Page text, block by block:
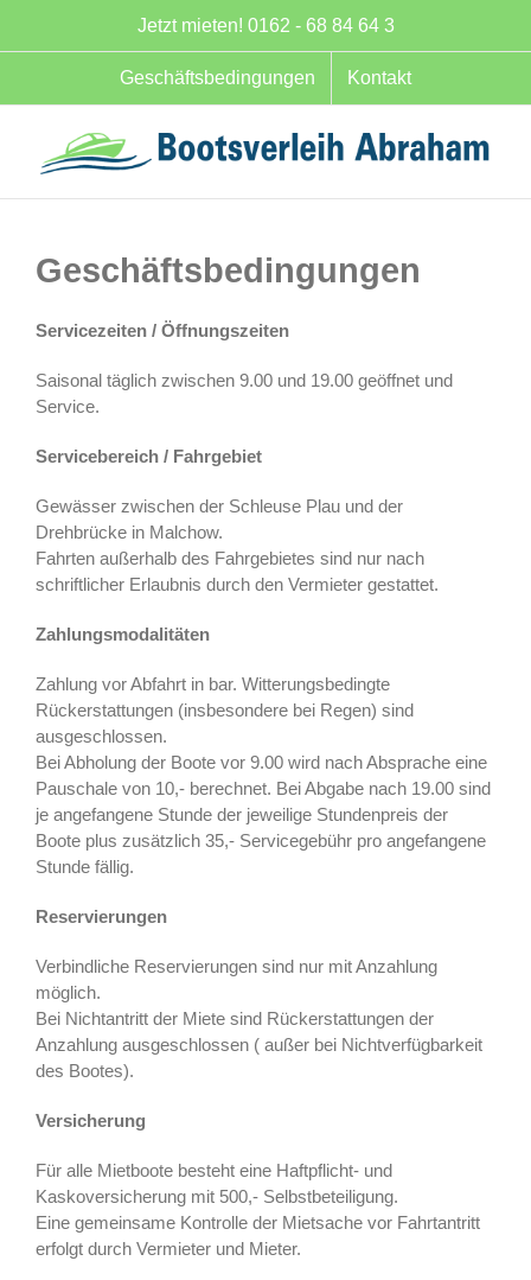
Jetzt mieten! 0162 - 68 84 64 3
Geschäftsbedingungen Kontakt
Geschäftsbedingungen
Servicezeiten / Öffnungszeiten
Saisonal täglich zwischen 9.00 und 19.00 geöffnet und
Service.
Servicebereich / Fahrgebiet
Gewässer zwischen der Schleuse Plau und der
Drehbrücke in Malchow.
Fahrten außerhalb des Fahrgebietes sind nur nach
schriftlicher Erlaubnis durch den Vermieter gestattet.
Zahlungsmodalitäten
Zahlung vor Abfahrt in bar. Witterungsbedingte
Rückerstattungen (insbesondere bei Regen) sind
ausgeschlossen.
Bei Abholung der Boote vor 9.00 wird nach Absprache eine
Pauschale von 10,- berechnet. Bei Abgabe nach 19.00 sind
je angefangene Stunde der jeweilige Stundenpreis der
Boote plus zusätzlich 35,- Servicegebühr pro angefangene
Stunde fällig.
Reservierungen
Verbindliche Reservierungen sind nur mit Anzahlung
möglich.
Bei Nichtantritt der Miete sind Rückerstattungen der
Anzahlung ausgeschlossen ( außer bei Nichtverfügbarkeit
des Bootes).
Versicherung
Für alle Mietboote besteht eine Haftpflicht- und
Kaskoversicherung mit 500,- Selbstbeteiligung.
Eine gemeinsame Kontrolle der Mietsache vor Fahrtantritt
erfolgt durch Vermieter und Mieter.